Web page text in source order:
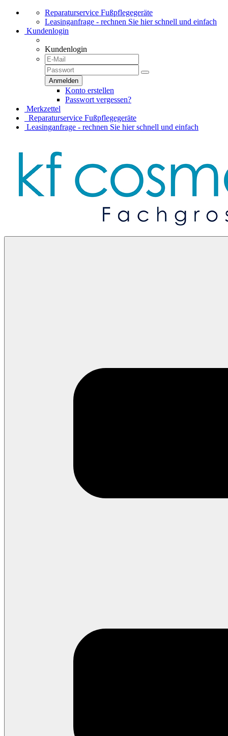
Reparaturservice Fußpflegegeräte
Leasinganfrage - rechnen Sie hier schnell und einfach
Kundenlogin
Kundenlogin
Konto erstellen
Passwort vergessen?
Merkzettel
Reparaturservice Fußpflegegeräte
Leasinganfrage - rechnen Sie hier schnell und einfach